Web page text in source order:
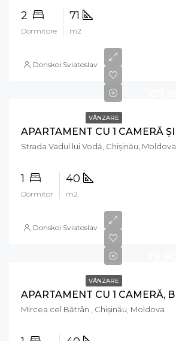
2
Dormitore
71
m2
Donskoi Sviatoslav
VÂNZARE
Strada Vadul lui Vodă, Chișinău, Moldova
1
Dormitor
40
m2
Donskoi Sviatoslav
VÂNZARE
Mircea cel Bătrân , Chișinău, Moldova